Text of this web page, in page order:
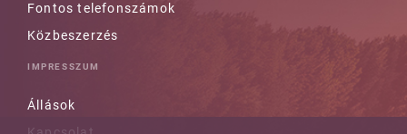
Fontos telefonszámok
Közbeszerzés
IMPRESSZUM
Állások